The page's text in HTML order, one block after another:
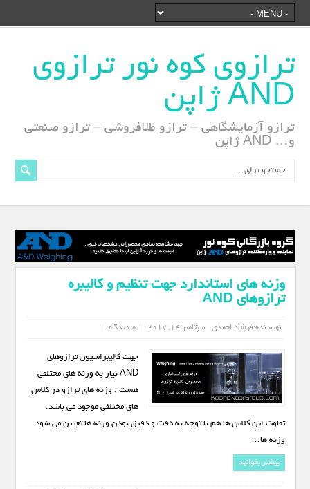
ترازوی کوه نور ترازوی
AND ژاپن
ترازو آزمایشگاهی – ترازو طلافروشی – ترازو صنعتی
و… AND ژاپن
وزنه های استاندارد جهت تنظیم و کالیبره
ترازوهای AND
نویسنده:فرشاد احمدی سپتامبر 14, 2017 0 دیدگاه
جهت کالیبراسیون ترازوهای
AND نیاز به وزنه های مختلفی
هست . وزنه های ترازو در کلاس
های مختلفی موجود می باشد.
تفاوت این کلاس ها هم با توجه به دقت و دقیق بودن وزنه ها تعیین می شود.
وزنه ها…
بیشتر بخوانید